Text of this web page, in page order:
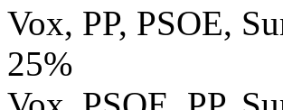
Vox, PP, PSOE,
25%